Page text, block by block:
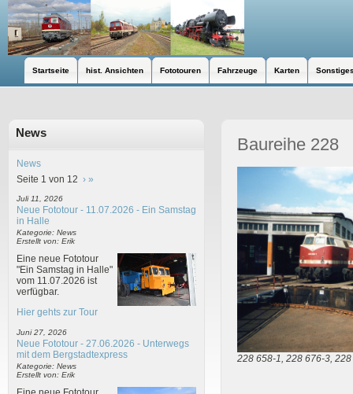
Startseite hist. Ansichten Fototouren Fahrzeuge Karten
News
News
Seite 1 von 12 › »
Juli 11, 2026
Neue Fototour - 11.07.2026 - Ein Samstag
in Halle
Kategorie: News
Erstellt von: Erik
Eine neue Fototour
"Ein Samstag in Halle"
vom 11.07.2026 ist
verfügbar.
Hier gehts zur Tour
Juni 27, 2026
Neue Fototour - 27.06.2026 - Unterwegs
mit dem Bergstadtexpress
Kategorie: News
Erstellt von: Erik
Baureihe 228
228 658-1, 228 676-3,